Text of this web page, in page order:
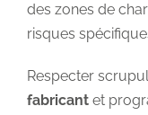
des zones de
risques
Respecter
fabricantet